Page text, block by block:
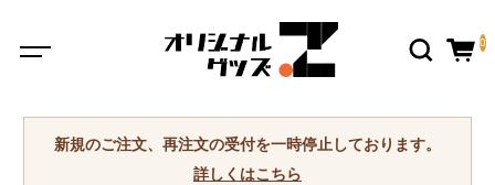
0
新規のご注文、再注文の受付を一時停止しております。
詳しくはこちら